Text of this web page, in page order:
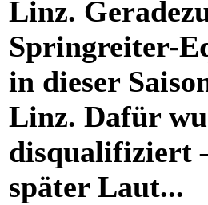
Linz.
Springreiter-
in dieser
Linz. Dafür
disqualifiziert
später Laut...